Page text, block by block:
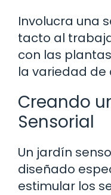
Involucra una
tacto al
con las
la variedad de
Creando
Sensorial
Un jardín
diseñado
estimular los